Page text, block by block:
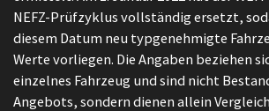
NEFZ-Prüfzyklus vollständig ersetzt,
diesem Datum neu typgenehmigte
Werte vorliegen. Die Angaben beziehen
einzelnes Fahrzeug und sind nicht
Angebots, sondern dienen allein